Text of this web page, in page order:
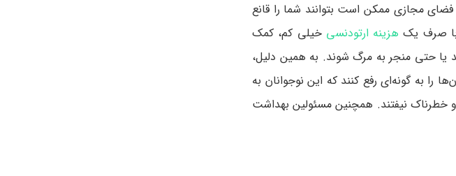
مجازی ممکن است بتوانند شما را قانع
با صرف یک هزینه ارتودنسی خیلی کم، کمک
یا حتی منجر به مرگ شوند. به همین دلیل،
را به گونه‌ای رفع کنند که این نوجوانان به
خطرناک نیفتند. همچنین مسئولین بهداشت